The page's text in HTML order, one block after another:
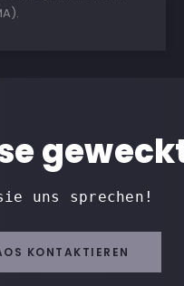
uns sprechen!
KONTAKTIEREN